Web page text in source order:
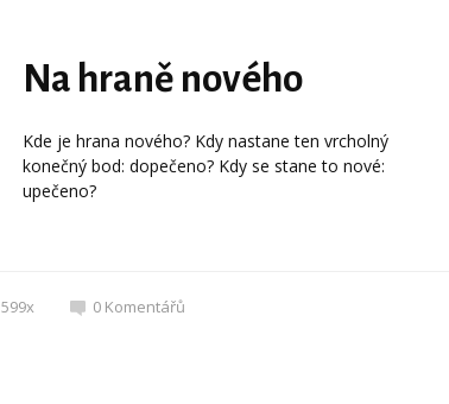
Na hraně nového
Kde je hrana nového? Kdy nastane ten vrcholný
konečný bod: dopečeno? Kdy se stane to nové:
upečeno?
599x 0 Komentářů